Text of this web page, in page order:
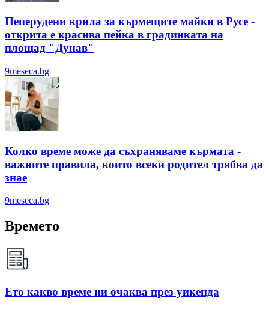
Пеперудени крила за кърмещите майки в Русе -
открита е красива пейка в градинката на
площад "Дунав"
9meseca.bg
Колко време може да съхраняваме кърмата -
важните правила, които всеки родител трябва да
знае
9meseca.bg
Времето
Ето какво време ни очаква през уикенда